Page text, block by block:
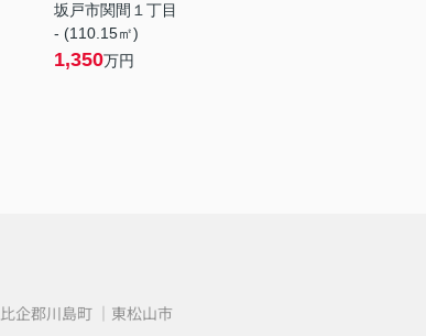
坂戸市関間１丁目
- (110.15㎡)
1,350万円
比企郡川島町 東松山市